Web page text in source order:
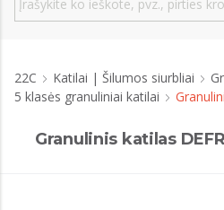
22C Katilai | Šilumos siurbliai
5 klasės granuliniai katilai
Granulinis katilas